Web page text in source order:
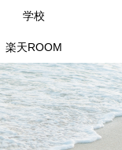
学校
楽天ROOM